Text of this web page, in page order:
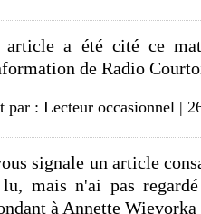
article a été cité ce
de Radio
par : Lecteur occasionnel |
signale un article
mais n'ai pas
à Annette